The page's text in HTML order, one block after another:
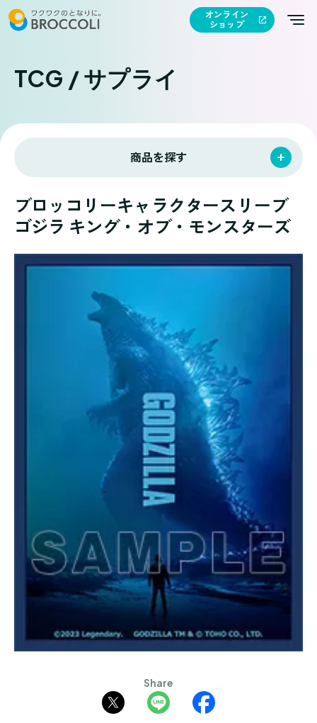
オンライン
ショップ
TCG / サプライ
商品を探す
ブロッコリーキャラクタースリーブ
ゴジラ キング・オブ・モンスターズ
Share